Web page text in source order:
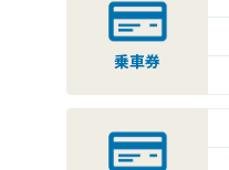
乗車券